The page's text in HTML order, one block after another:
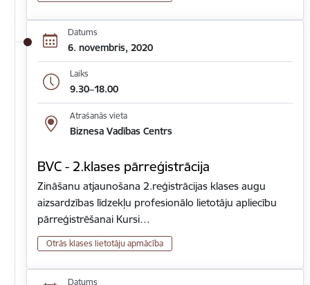
Datums
6. novembris, 2020
Laiks
9.30–18.00
Atrašanās vieta
Biznesa Vadības Centrs
BVC - 2.klases pārreģistrācija
Zināšanu atjaunošana 2.reģistrācijas klases augu
aizsardzības līdzekļu profesionālo lietotāju apliecību
pārreģistrēšanai Kursi…
Otrās klases lietotāju apmācība
Datums